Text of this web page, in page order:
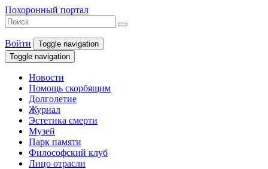
Похоронный портал
Войти
Toggle navigation
Toggle navigation
Новости
Помощь скорбящим
Долголетие
Журнал
Эстетика смерти
Музей
Парк памяти
Философский клуб
Лицо отрасли